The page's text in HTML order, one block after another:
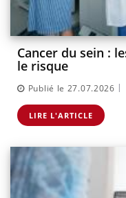
Cancer du sein :
le risque
Publié le 27.07.2026 |
LIRE L'ARTICLE